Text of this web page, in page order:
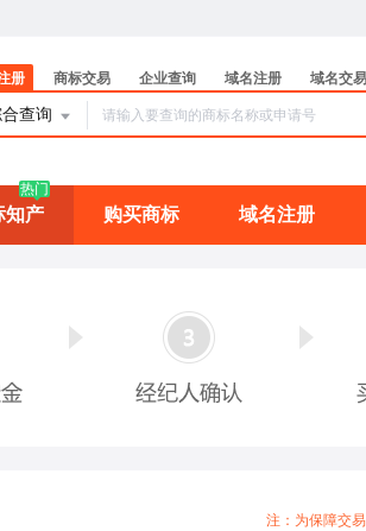
册 商标交易 企业查询 域名注册 域名交易
查询
知产
热门
购买商标 域名注册
注：为保障交